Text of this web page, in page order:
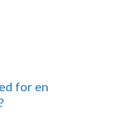
for en